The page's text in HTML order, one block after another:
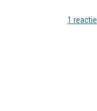
1 reactie